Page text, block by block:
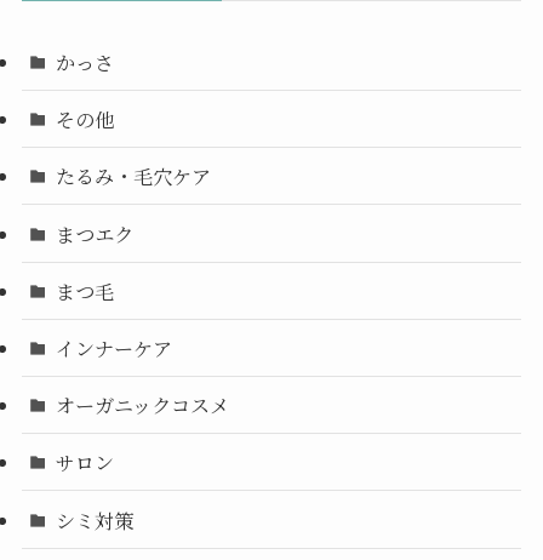
かっさ
その他
たるみ・毛穴ケア
まつエク
まつ毛
インナーケア
オーガニックコスメ
サロン
シミ対策